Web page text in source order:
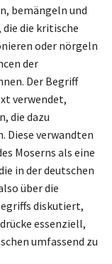
bemängeln und
die kritische
oder nörgeln
der
Der Begriff
verwendet,
die dazu
Diese verwandten
Moserns als eine
in der deutschen
über die
diskutiert,
essenziell,
umfassend zu